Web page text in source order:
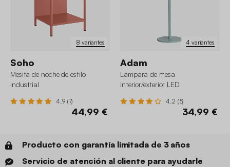
8 variantes
Soho
Mesita de noche de estilo
industrial
4.9 (7)
44,99 €
4 variantes
Adam
Lámpara de mesa
interior/exterior LED
4.2 (5)
34,99 €
Producto con garantía limitada de 3 años
Servicio de atención al cliente para ayudarle